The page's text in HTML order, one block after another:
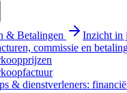
& Betalingen
Inzicht in
commissie en
& dienstverleners: